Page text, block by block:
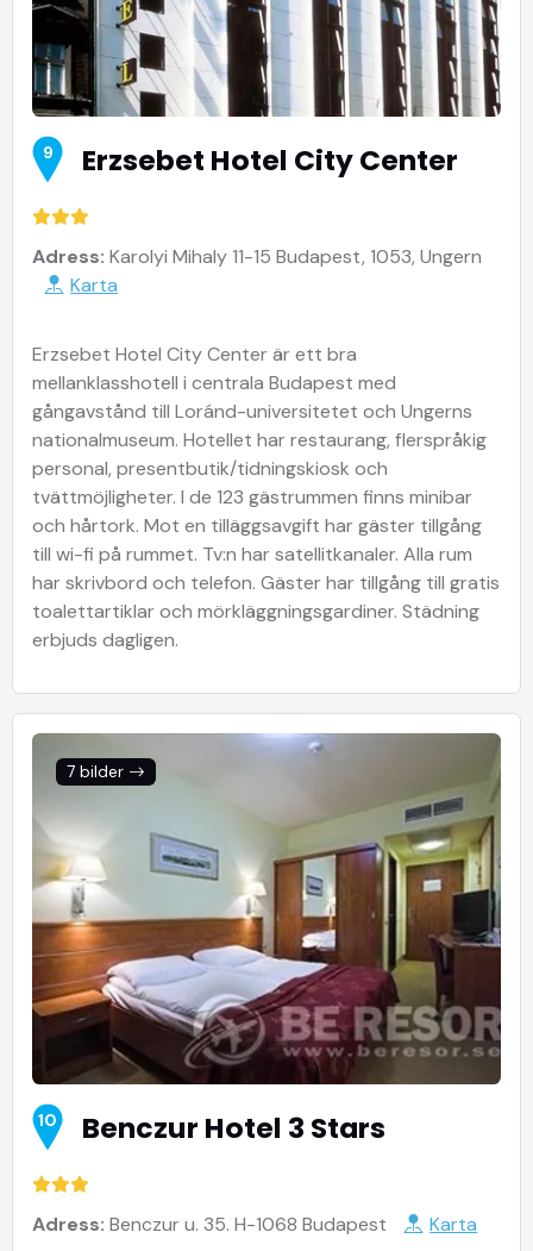
9 Erzsebet Hotel City Center
Adress: Karolyi Mihaly 11-15 Budapest, 1053, Ungern
Karta
Erzsebet Hotel City Center är ett bra
mellanklasshotell i centrala Budapest med
gångavstånd till Loránd-universitetet och Ungerns
nationalmuseum. Hotellet har restaurang, flerspråkig
personal, presentbutik/tidningskiosk och
tvättmöjligheter. I de 123 gästrummen finns minibar
och hårtork. Mot en tilläggsavgift har gäster tillgång
till wi-fi på rummet. Tv:n har satellitkanaler. Alla rum
har skrivbord och telefon. Gäster har tillgång till gratis
toalettartiklar och mörkläggningsgardiner. Städning
erbjuds dagligen.
7 bilder
10 Benczur Hotel 3 Stars
Adress: Benczur u. 35. H-1068 Budapest Karta